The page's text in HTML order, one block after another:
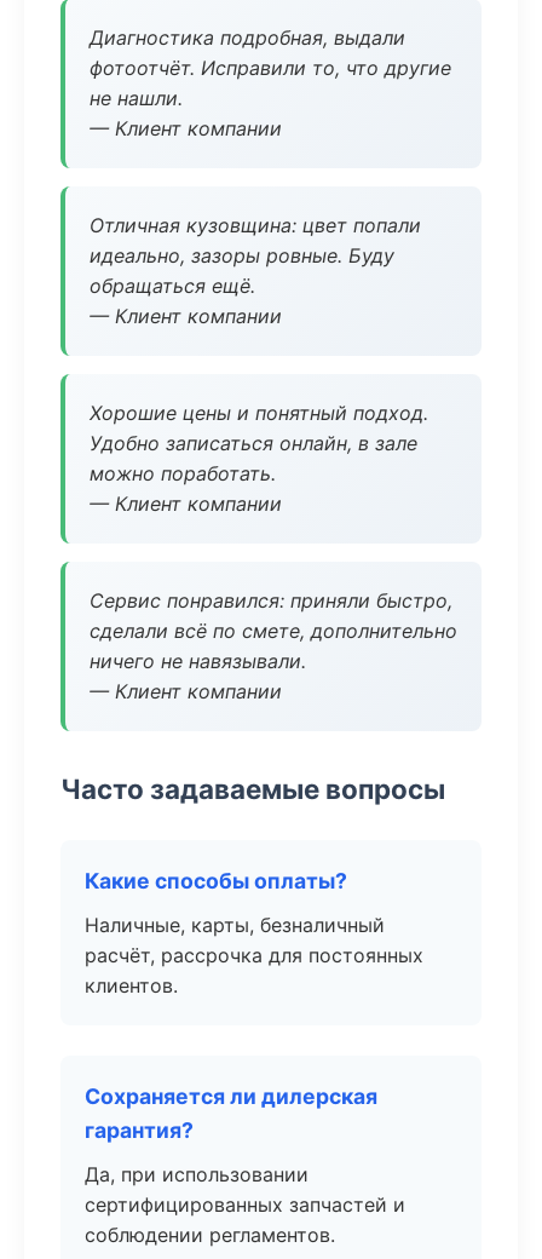
Диагностика подробная, выдали
фотоотчёт. Исправили то, что другие
не нашли.
— Клиент компании
Отличная кузовщина: цвет попали
идеально, зазоры ровные. Буду
обращаться ещё.
— Клиент компании
Хорошие цены и понятный подход.
Удобно записаться онлайн, в зале
можно поработать.
— Клиент компании
Сервис понравился: приняли быстро,
сделали всё по смете, дополнительно
ничего не навязывали.
— Клиент компании
Часто задаваемые вопросы
Какие способы оплаты?
Наличные, карты, безналичный
расчёт, рассрочка для постоянных
клиентов.
Сохраняется ли дилерская
гарантия?
Да, при использовании
сертифицированных запчастей и
соблюдении регламентов.